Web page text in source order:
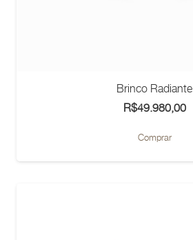
Brinco Radiante
R$49.980,00
Comprar